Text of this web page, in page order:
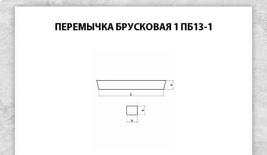
ПЕРЕМЫЧКА БРУСКОВАЯ 1 ПБ13-1